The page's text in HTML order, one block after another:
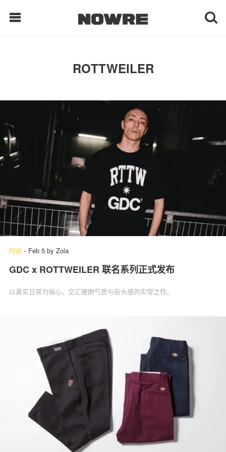
每日鲜榨
现客视点
每日栏目
时 尚
球 鞋
生 活
ROTTWEILER
时尚 - Feb 5 by Zola
GDC x ROTTWEILER 联名系列正式发布
以真实日常为轴心，交汇硬朗气质与街头感的实穿之作。